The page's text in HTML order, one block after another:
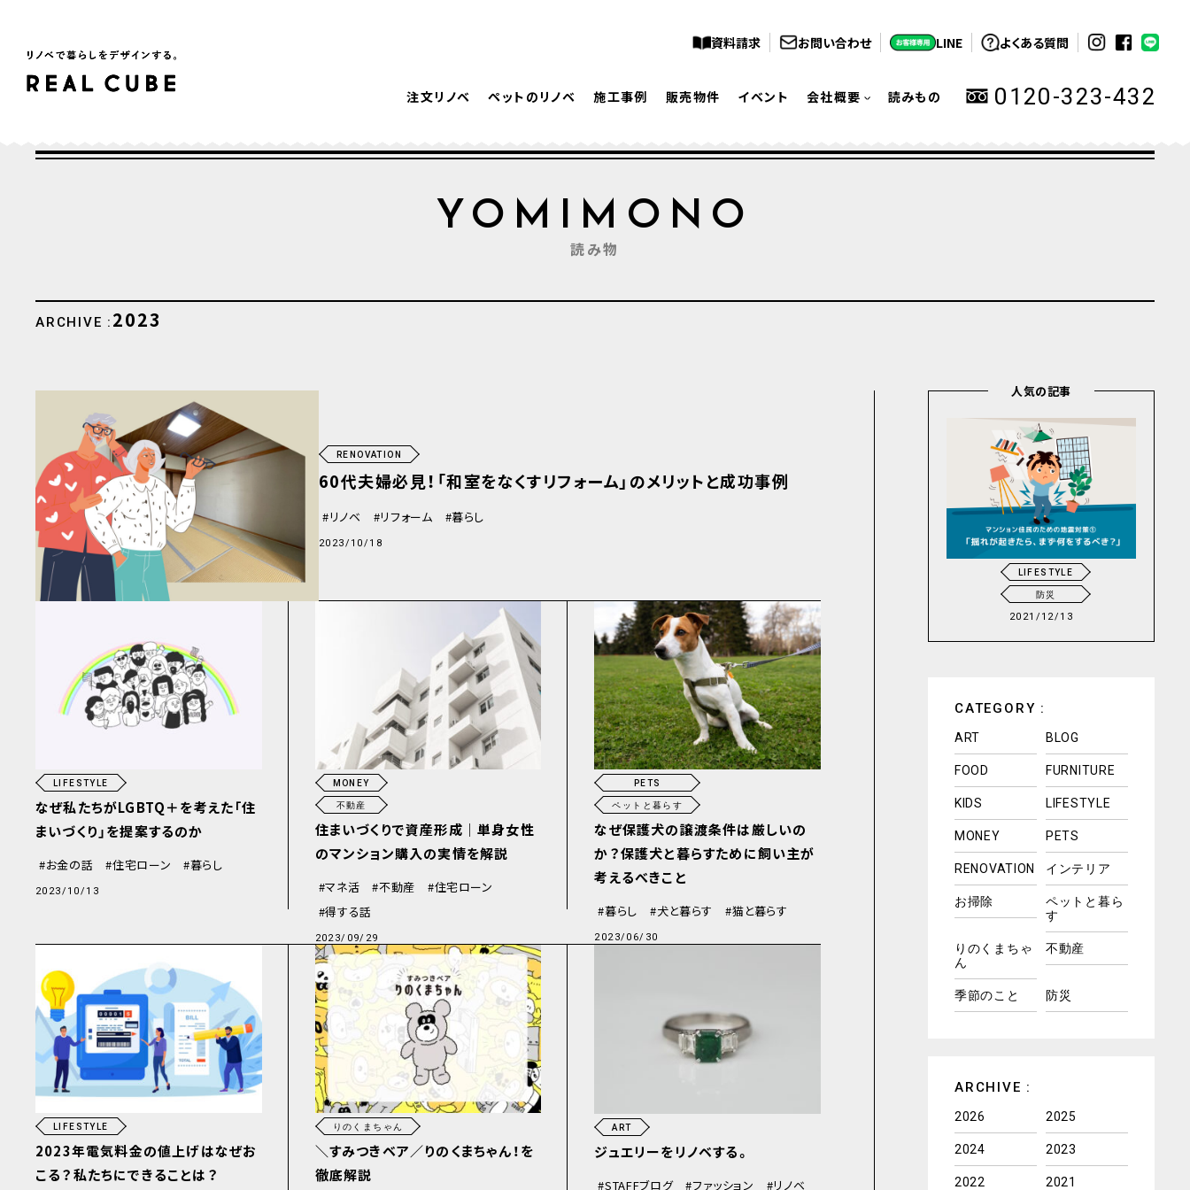
資料請求 お問い合わせ LINE よくある質問
注文リノベ ペットのリノベ 施工事例 販売物件 イベント 会社概要 読みもの 0120-323-432
YOMIMONO
読み物
ARCHIVE : 2023
RENOVATION
60代夫婦必見！「和室をなくすリフォーム」のメリットと成功事例
リノベ リフォーム 暮らし
2023/10/18
LIFESTYLE
なぜ私たちがLGBTQ＋を考えた「住
まいづくり」を提案するのか
お金の話 住宅ローン 暮らし
2023/10/13
MONEY
不動産
住まいづくりで資産形成｜単身女性
のマンション購入の実情を解説
マネ活 不動産
住宅ローン
得する話
2023/09/29
PETS
ペットと暮らす
なぜ保護犬の譲渡条件は厳しいの
か？保護犬と暮らすために飼い主が
考えるべきこと
暮らし 犬と暮らす 猫と暮らす
2023/06/30
LIFESTYLE
2023年電気料金の値上げはなぜお
こる？私たちにできることは？
りのくまちゃん
＼すみつきベア／りのくまちゃん！を
徹底解説
ART
ジュエリーをリノベする。
STAFFブログ ファッション リノベ
人気の記事
LIFESTYLE
防災
2021/12/13
CATEGORY :
ART BLOG
FOOD FURNITURE
KIDS LIFESTYLE
MONEY PETS
RENOVATION インテリア
お掃除
ペットと暮ら
す
りのくまちゃ
ん
不動産
季節のこと 防災
ARCHIVE :
2026 2025
2024 2023
2022 2021